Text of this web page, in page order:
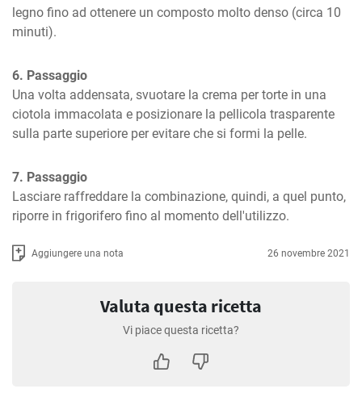
legno fino ad ottenere un composto molto denso (circa 10
minuti).
6. Passaggio
Una volta addensata, svuotare la crema per torte in una
ciotola immacolata e posizionare la pellicola trasparente
sulla parte superiore per evitare che si formi la pelle.
7. Passaggio
Lasciare raffreddare la combinazione, quindi, a quel punto,
riporre in frigorifero fino al momento dell'utilizzo.
Aggiungere una nota 26 novembre 2021
Valuta questa ricetta
Vi piace questa ricetta?